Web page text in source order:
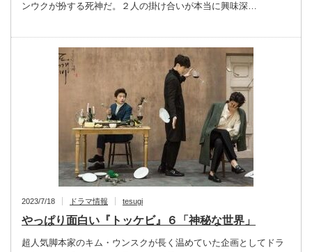
ンウクが扮する死神だ。２人の掛け合いが本当に興味深…
2023/7/18 ドラマ情報 tesugi
やっぱり面白い『トッケビ』６「神秘な世界」
超人気脚本家のキム・ウンスクが長く温めていた企画としてドラ